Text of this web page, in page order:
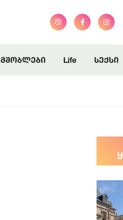
მშობლები Life სექსი